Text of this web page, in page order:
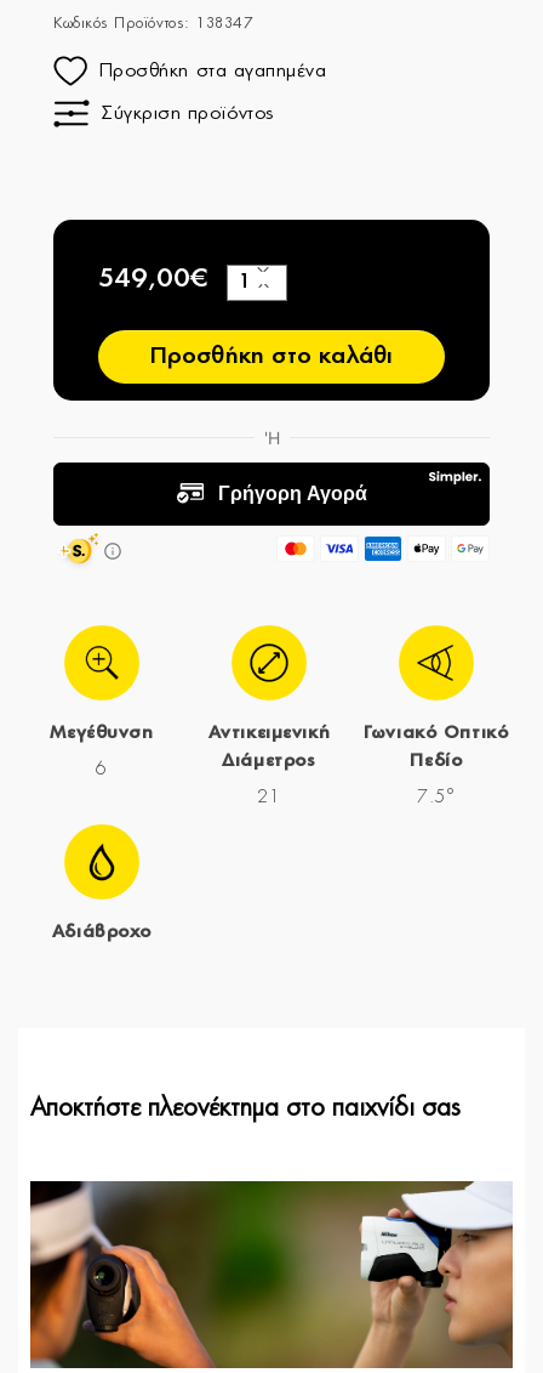
Κωδικός Προϊόντος: 138347
Προσθήκη στα αγαπημένα
Σύγκριση προϊόντος
549,00€
−
+
Προσθήκη στο καλάθι
Μεγέθυνση
6
Αντικειμενική
Διάμετρος
21
Γωνιακό Οπτικό
Πεδίο
7.5°
Αδιάβροχο
Αποκτήστε πλεονέκτημα στο παιχνίδι σας